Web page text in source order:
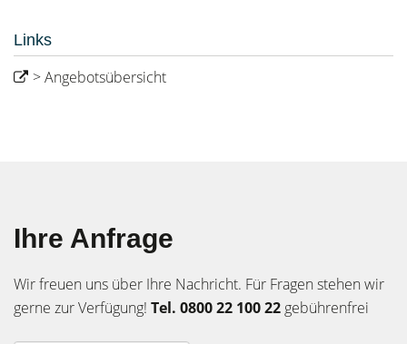
Links
> Angebotsübersicht
Ihre Anfrage
Wir freuen uns über Ihre Nachricht. Für Fragen stehen wir
gerne zur Verfügung! Tel. 0800 22 100 22 gebührenfrei